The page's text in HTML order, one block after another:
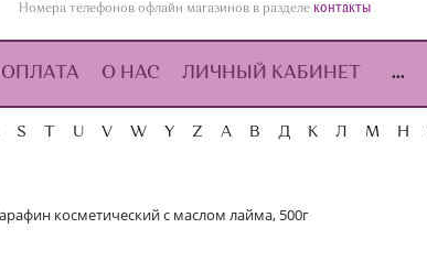
Номера телефонов офлайн магазинов в разделе контакты
О НАС ЛИЧНЫЙ КАБИНЕТ ...
S U V W Y Z А В Д К Л М Н
косметический с маслом лайма, 500г